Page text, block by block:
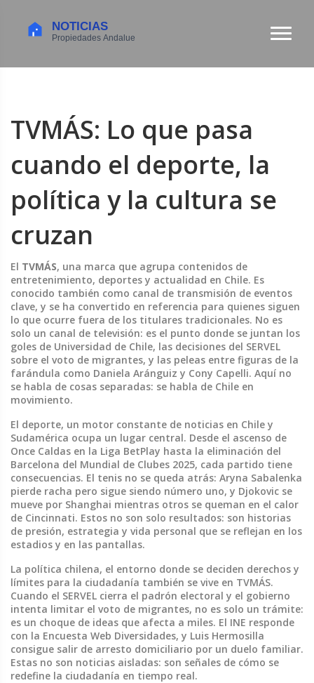
TVMÁS: Lo que pasa
cuando el deporte, la
política y la cultura se
cruzan
El TVMÁS, una marca que agrupa contenidos de
entretenimiento, deportes y actualidad en Chile. Es
conocido también como canal de transmisión de eventos
clave, y se ha convertido en referencia para quienes siguen
lo que ocurre fuera de los titulares tradicionales. No es
solo un canal de televisión: es el punto donde se juntan los
goles de Universidad de Chile, las decisiones del SERVEL
sobre el voto de migrantes, y las peleas entre figuras de la
farándula como Daniela Aránguiz y Cony Capelli. Aquí no
se habla de cosas separadas: se habla de Chile en
movimiento.
El deporte, un motor constante de noticias en Chile y
Sudamérica ocupa un lugar central. Desde el ascenso de
Once Caldas en la Liga BetPlay hasta la eliminación del
Barcelona del Mundial de Clubes 2025, cada partido tiene
consecuencias. El tenis no se queda atrás: Aryna Sabalenka
pierde racha pero sigue siendo número uno, y Djokovic se
mueve por Shanghai mientras otros se queman en el calor
de Cincinnati. Estos no son solo resultados: son historias
de presión, estrategia y vida personal que se reflejan en los
estadios y en las pantallas.
La política chilena, el entorno donde se deciden derechos y
límites para la ciudadanía también se vive en TVMÁS.
Cuando el SERVEL cierra el padrón electoral y el gobierno
intenta limitar el voto de migrantes, no es solo un trámite:
es un choque de ideas que afecta a miles. El INE responde
con la Encuesta Web Diversidades, y Luis Hermosilla
consigue salir de arresto domiciliario por un duelo familiar.
Estas no son noticias aisladas: son señales de cómo se
redefine la ciudadanía en tiempo real.